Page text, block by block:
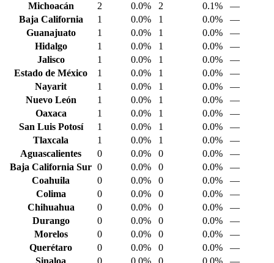
Michoacán
2 0.0% 2 0.1%
—
Baja California
1 0.0% 1 0.0%
—
Guanajuato
1 0.0% 1 0.0%
—
Hidalgo
1 0.0% 1 0.0%
—
Jalisco
1 0.0% 1 0.0%
—
Estado de México
1 0.0% 1 0.0%
—
Nayarit
1 0.0% 1 0.0%
—
Nuevo León
1 0.0% 1 0.0%
—
Oaxaca
1 0.0% 1 0.0%
—
San Luis Potosí
1 0.0% 1 0.0%
—
Tlaxcala
1 0.0% 1 0.0%
—
Aguascalientes
0 0.0% 0 0.0%
—
Baja California Sur 0 0.0% 0 0.0%
—
Coahuila
0 0.0% 0 0.0%
—
Colima
0 0.0% 0 0.0%
—
Chihuahua
0 0.0% 0 0.0%
—
Durango
0 0.0% 0 0.0%
—
Morelos
0 0.0% 0 0.0%
—
Querétaro
0 0.0% 0 0.0%
—